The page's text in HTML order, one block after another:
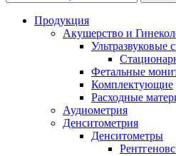
Продукция
Акушерство и
Ультразвуковые
Фетальные
Комплектующие
Расходные
Аудиометрия
Денситометрия
Денситометры